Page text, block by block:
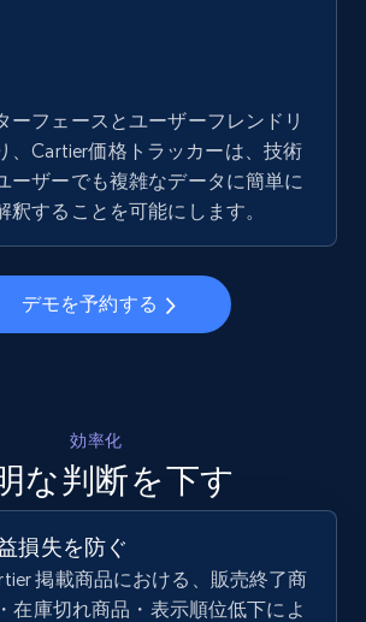
- Find new products by
category URL
Sku, Currency, Gtin,
urls, Top reviews, and
875+ 今すぐ始める
Image urls, Top reviews, and
ーフェースとユーザーフレンドリ
、Cartier価格トラッカーは、技術
ーザーでも複雑なデータに簡単に
釈することを可能にします。
デモを予約する
効率化
な判断を下す
損失を防ぐ
掲載商品における、販売終了商
在庫切れ商品・表示順位低下によ